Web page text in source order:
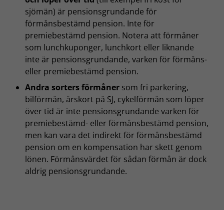
sjömän) är pensionsgrundande för
förmånsbestämd pension. Inte för
premiebestämd pension. Notera att förmåner
som lunchkuponger, lunchkort eller liknande
inte är pensionsgrundande, varken för förmåns-
eller premiebestämd pension.
Andra sorters förmåner som fri parkering,
bilförmån, årskort på SJ, cykelförmån som löper
över tid är inte pensionsgrundande varken för
premiebestämd- eller förmånsbestämd pension,
men kan vara det indirekt för förmånsbestämd
pension om en kompensation har skett genom
lönen. Förmånsvärdet för sådan förmån är dock
aldrig pensionsgrundande.